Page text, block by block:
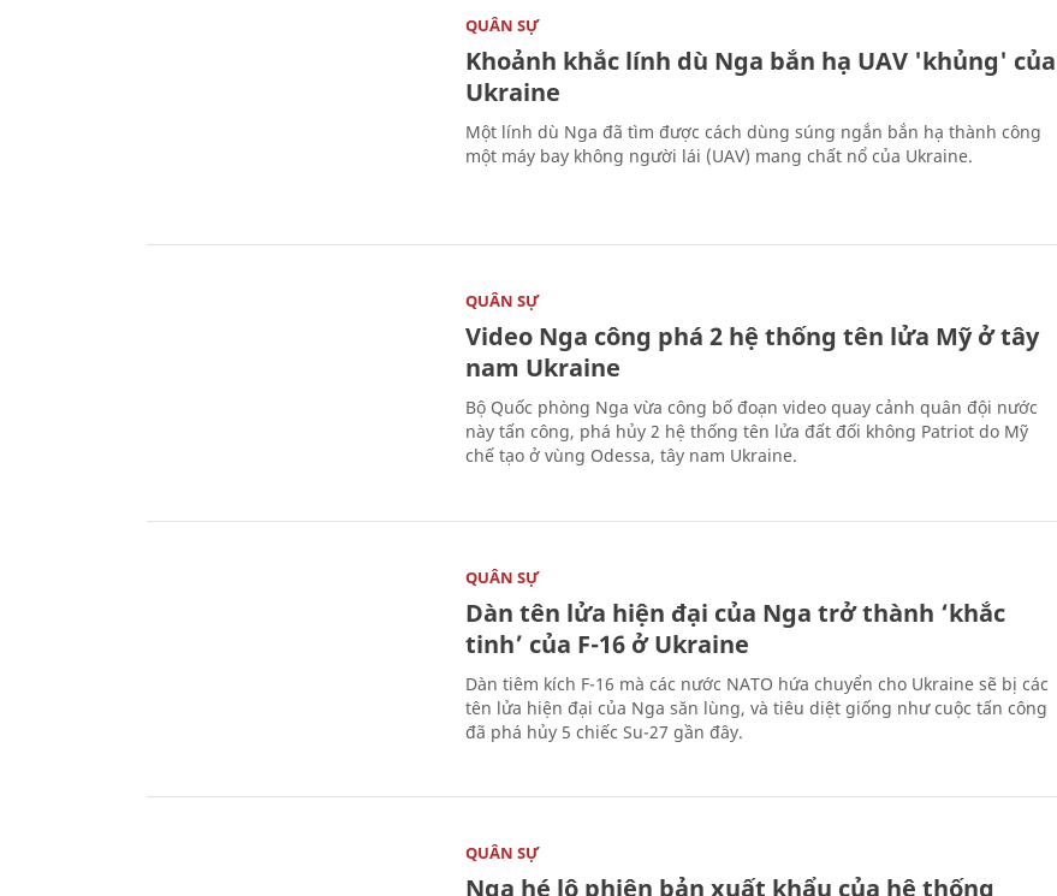
QUÂN SỰ
Khoảnh khắc lính dù Nga bắn hạ UAV 'khủng' của
Ukraine
Một lính dù Nga đã tìm được cách dùng súng ngắn bắn hạ thành công
một máy bay không người lái (UAV) mang chất nổ của Ukraine.
QUÂN SỰ
Video Nga công phá 2 hệ thống tên lửa Mỹ ở tây
nam Ukraine
Bộ Quốc phòng Nga vừa công bố đoạn video quay cảnh quân đội nước
này tấn công, phá hủy 2 hệ thống tên lửa đất đối không Patriot do Mỹ
chế tạo ở vùng Odessa, tây nam Ukraine.
QUÂN SỰ
Dàn tên lửa hiện đại của Nga trở thành ‘khắc
tinh’ của F-16 ở Ukraine
Dàn tiêm kích F-16 mà các nước NATO hứa chuyển cho Ukraine sẽ bị các
tên lửa hiện đại của Nga săn lùng, và tiêu diệt giống như cuộc tấn công
đã phá hủy 5 chiếc Su-27 gần đây.
QUÂN SỰ
Nga hé lộ phiên bản xuất khẩu của hệ thống